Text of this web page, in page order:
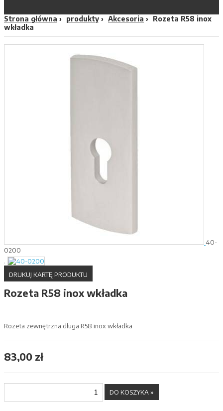
Strona główna produkty Akcesoria
Rozeta R58 inox
wkładka
40-
0200
DRUKUJ KARTĘ PRODUKTU
Rozeta R58 inox wkładka
Rozeta zewnętrzna długa R58 inox wkładka
83,00 zł